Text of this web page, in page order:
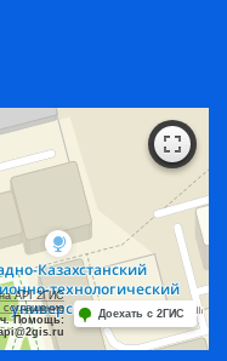
API 2ГИС
соглашение
Помощь:
Доехать с 2ГИС